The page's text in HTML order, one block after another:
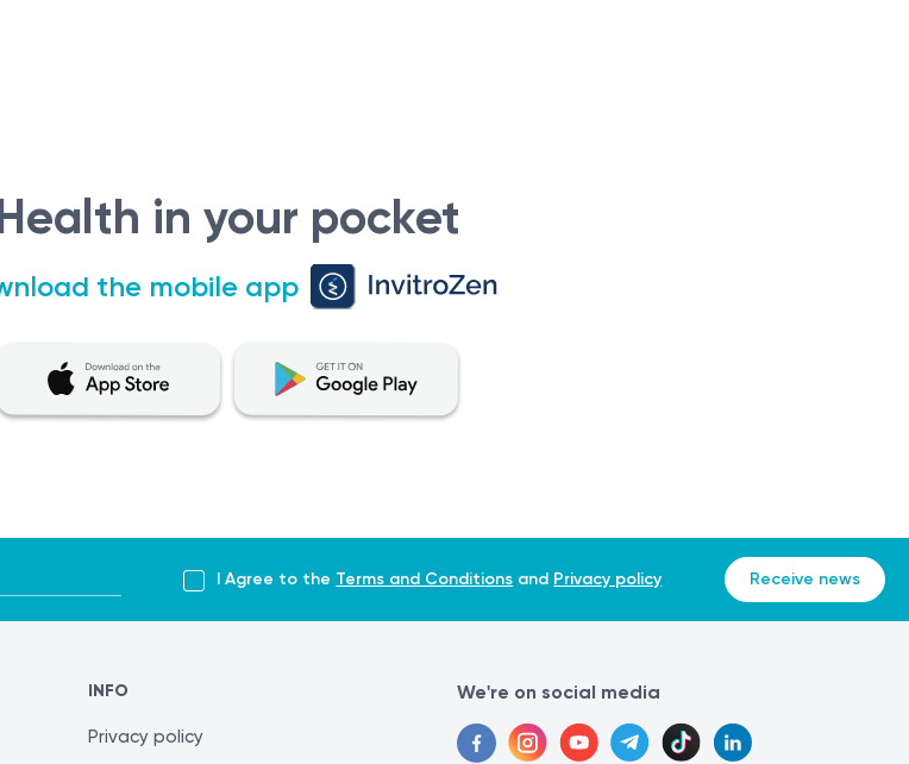
in your pocket
the mobile app
I Agree to the Terms and Conditions and Privacy policy Receive news
INFO
Privacy policy
We're on social media